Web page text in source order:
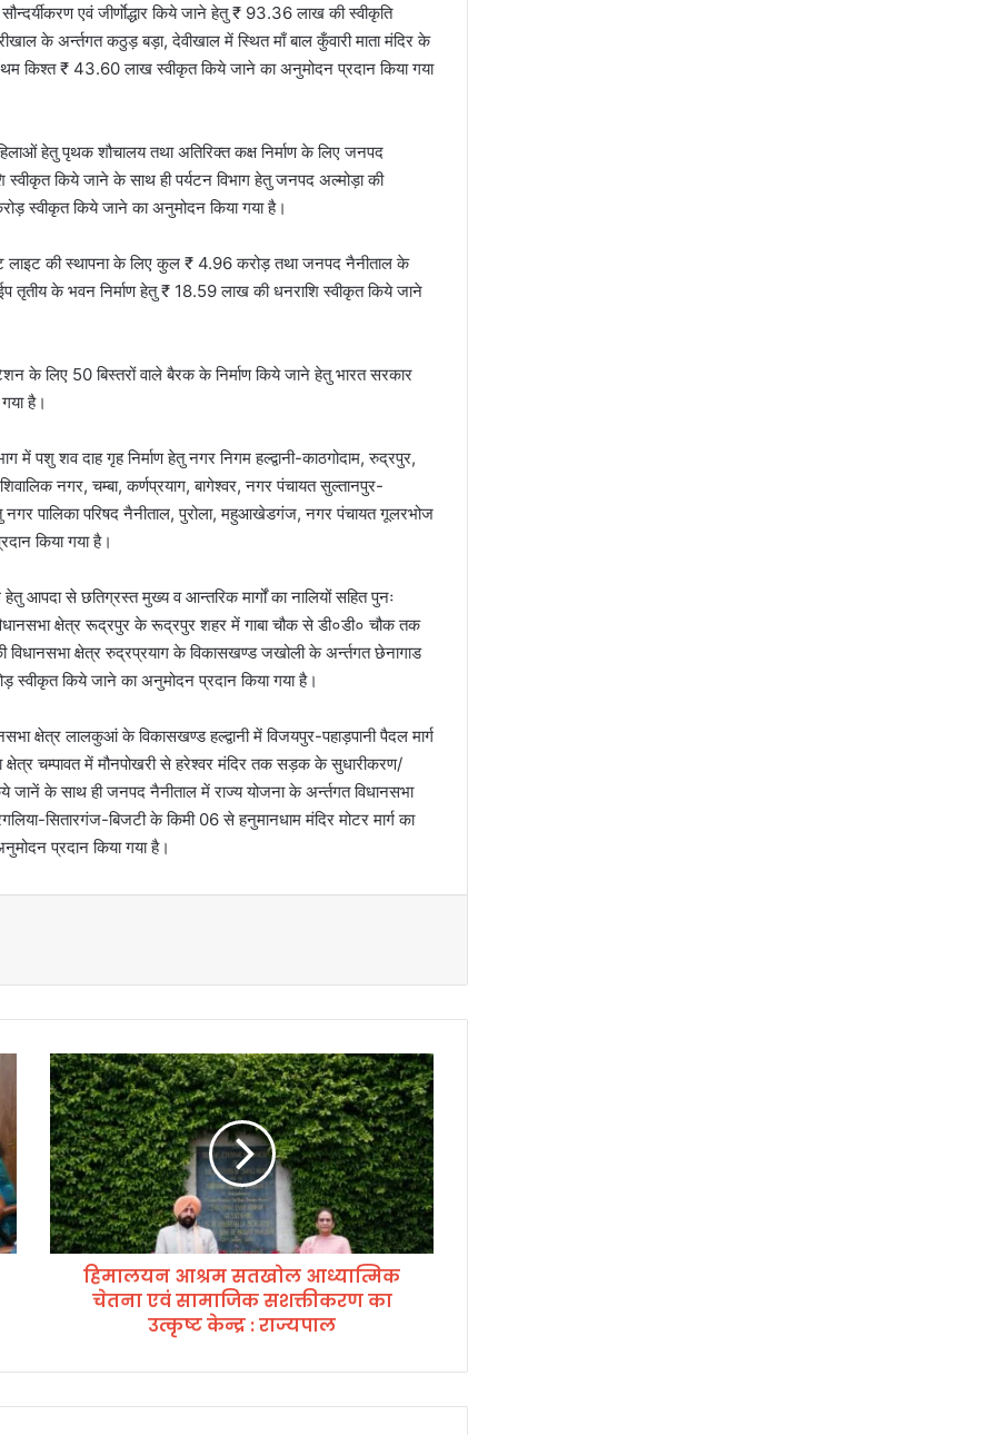
एवं जीर्णाेद्धार किये जाने हेतु ₹ 93.36 लाख की स्वीकृति
के अर्न्तगत कठुड़ बड़ा, देवीखाल में स्थित माँ बाल कुँवारी माता मंदिर के
किश्त ₹ 43.60 लाख स्वीकृत किये जाने का अनुमोदन प्रदान किया गया
हेतु पृथक शौचालय तथा अतिरिक्त कक्ष निर्माण के लिए जनपद
स्वीकृत किये जाने के साथ ही पर्यटन विभाग हेतु जनपद अल्मोड़ा की
स्वीकृत किये जाने का अनुमोदन किया गया है।
लाइट की स्थापना के लिए कुल ₹ 4.96 करोड़ तथा जनपद नैनीताल के
तृतीय के भवन निर्माण हेतु ₹ 18.59 लाख की धनराशि स्वीकृत किये जाने
के लिए 50 बिस्तरों वाले बैरक के निर्माण किये जाने हेतु भारत सरकार
है।
में पशु शव दाह गृह निर्माण हेतु नगर निगम हल्द्वानी-काठगोदाम, रुद्रपुर,
नगर, चम्बा, कर्णप्रयाग, बागेश्वर, नगर पंचायत सुल्तानपुर-
पालिका परिषद नैनीताल, पुरोला, महुआखेडगंज, नगर पंचायत गूलरभोज
किया गया है।
आपदा से छतिग्रस्त मुख्य व आन्तरिक मार्गों का नालियों सहित पुनः
क्षेत्र रूद्रपुर के रूद्रपुर शहर में गाबा चौक से डी०डी० चौक तक
क्षेत्र रुद्रप्रयाग के विकासखण्ड जखोली के अर्न्तगत छेनागाड
स्वीकृत किये जाने का अनुमोदन प्रदान किया गया है।
क्षेत्र लालकुआं के विकासखण्ड हल्द्वानी में विजयपुर-पहाड़पानी पैदल मार्ग
चम्पावत में मौनपोखरी से हरेश्वर मंदिर तक सड़क के सुधारीकरण/
के साथ ही जनपद नैनीताल में राज्य योजना के अर्न्तगत विधानसभा
सितारगंज-बिजटी के किमी 06 से हनुमानधाम मंदिर मोटर मार्ग का
प्रदान किया गया है।
हि
मा
ल
य
न
आ
श्र
म
स
ध्या
हिमालयन आश्रम सतखोल आध्यात्मिक
चेतना एवं सामाजिक सशक्तीकरण का
उत्कृष्ट केन्द्र : राज्यपाल